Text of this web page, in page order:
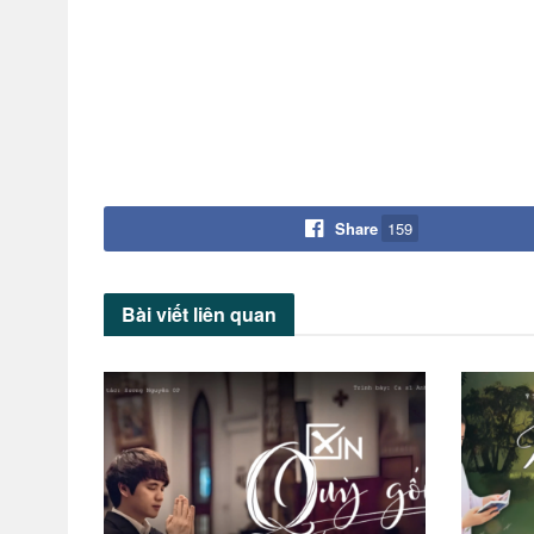
Share 159
Bài viết liên quan